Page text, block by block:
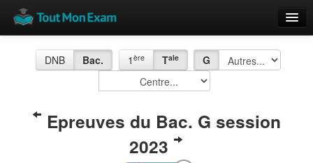
Vue globale
Rajouter
DNB Bac. 1ère Tale G
Epreuves du Bac. G session
2023